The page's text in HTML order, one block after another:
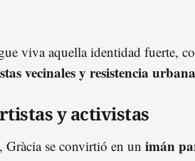
viva aquella identidad fuerte,
vecinales y resistencia urbana
y activistas
Gràcia se convirtió en un imán